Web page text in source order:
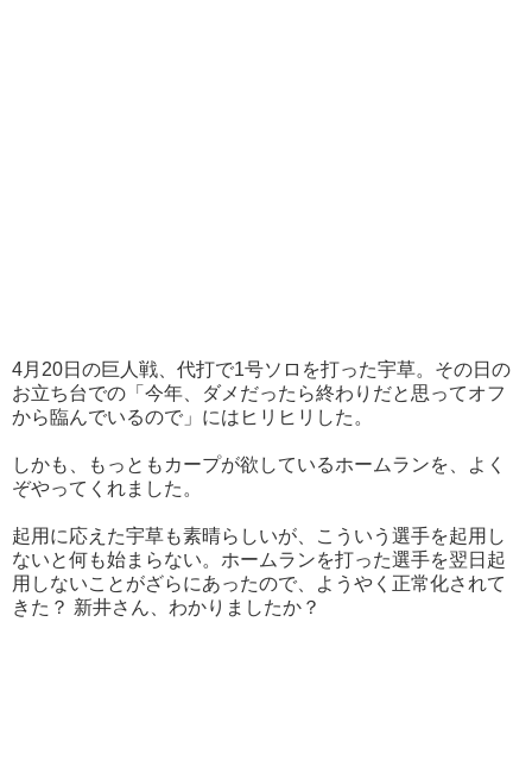
4月20日の巨人戦、代打で1号ソロを打った宇草。その日の
お立ち台での「今年、ダメだったら終わりだと思ってオフ
から臨んでいるので」にはヒリヒリした。
しかも、もっともカープが欲しているホームランを、よく
ぞやってくれました。
起用に応えた宇草も素晴らしいが、こういう選手を起用し
ないと何も始まらない。ホームランを打った選手を翌日起
用しないことがざらにあったので、ようやく正常化されて
きた？ 新井さん、わかりましたか？